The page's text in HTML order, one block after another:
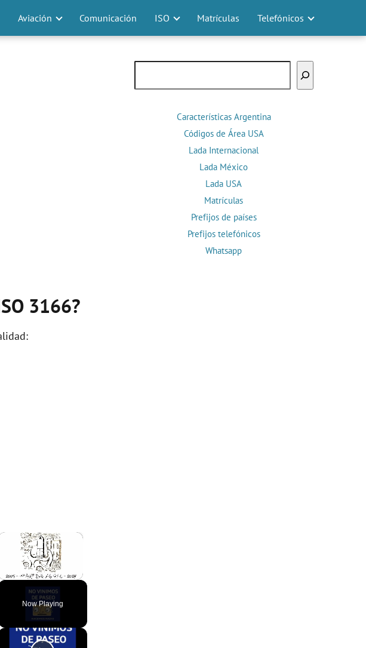
Aviación Comunicación ISO Matrículas Telefónicos
3166?
×
Now Playing
Características Argentina
Códigos de Área USA
Lada Internacional
Lada México
Lada USA
Matrículas
Prefijos de países
Prefijos telefónicos
Whatsapp